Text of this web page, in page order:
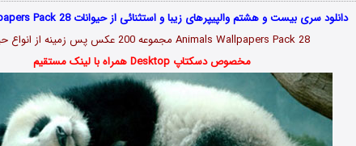
دانلود سری بیست و هشتم والپیپرهای زیبا و استثنائی از حیوانات Animals Wallpapers Pack 28
Animals Wallpapers Pack 28 مجموعه 200 عکس پس زمینه از انواع حیوانات
مخصوص دسکتاپ Desktop همراه با لینک مستقیم